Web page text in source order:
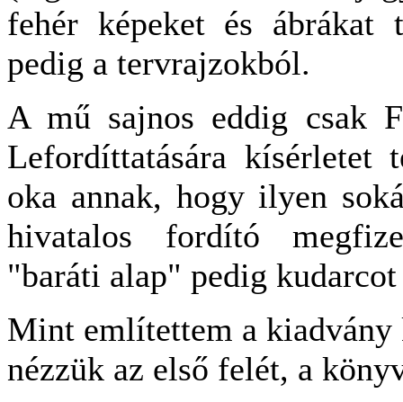
fehér képeket és ábrákat
pedig a tervrajzokból.
A mű sajnos eddig csak
Lefordíttatására
oka annak, hogy ilyen
hivatalos fordító
"baráti alap" pedig
Mint említettem a kiadvány
nézzük az első felét, a